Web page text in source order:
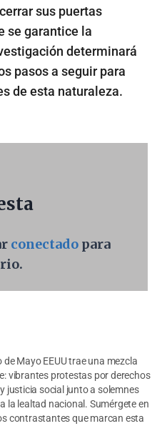
sus puertas
se garantice la
determinará
pasos a seguir para
de esta naturaleza.
conectado para
de Mayo EEUU trae una mezcla
vibrantes protestas por derechos
justicia social junto a solemnes
a la lealtad nacional. Sumérgete en
contrastantes que marcan esta